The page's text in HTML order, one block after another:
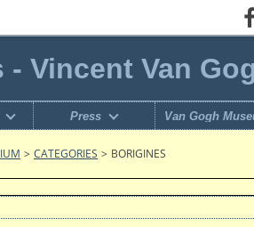
- Vincent Van
Press Van Gogh
> CATEGORIES > BORIGINES